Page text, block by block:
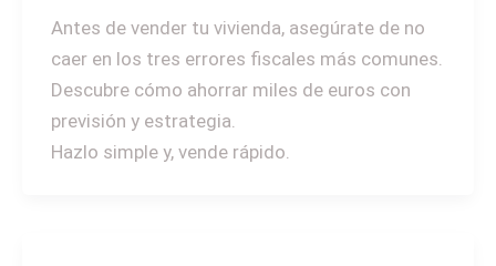
Antes de vender tu vivienda, asegúrate de no
caer en los tres errores fiscales más comunes.
Descubre cómo ahorrar miles de euros con
previsión y estrategia.
Hazlo simple y, vende rápido.